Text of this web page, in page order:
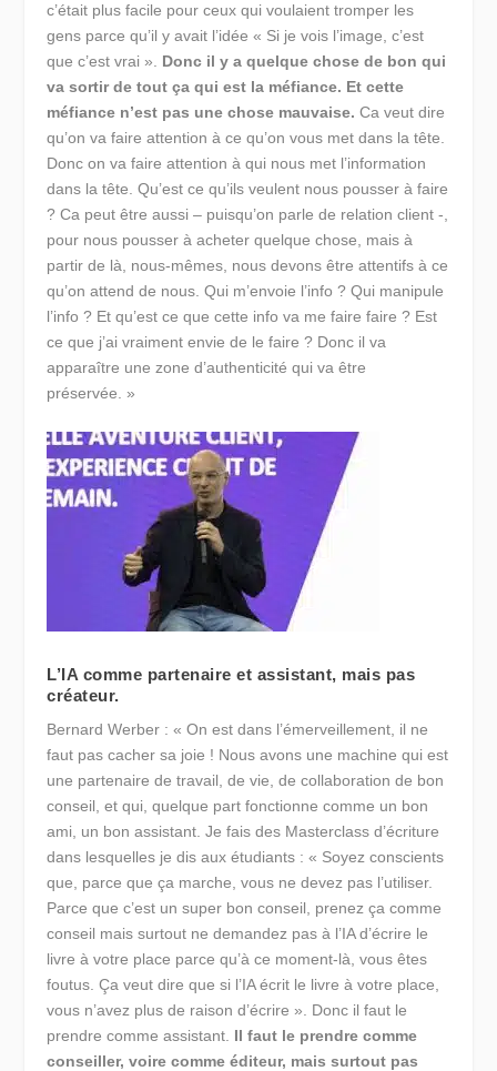
c’était plus facile pour ceux qui voulaient tromper les
gens parce qu’il y avait l’idée « Si je vois l’image, c’est
que c’est vrai ». Donc il y a quelque chose de bon qui
va sortir de tout ça qui est la méfiance. Et cette
méfiance n’est pas une chose mauvaise. Ca veut dire
qu’on va faire attention à ce qu’on vous met dans la tête.
Donc on va faire attention à qui nous met l’information
dans la tête. Qu’est ce qu’ils veulent nous pousser à faire
? Ca peut être aussi – puisqu’on parle de relation client -,
pour nous pousser à acheter quelque chose, mais à
partir de là, nous-mêmes, nous devons être attentifs à ce
qu’on attend de nous. Qui m’envoie l’info ? Qui manipule
l’info ? Et qu’est ce que cette info va me faire faire ? Est
ce que j’ai vraiment envie de le faire ? Donc il va
apparaître une zone d’authenticité qui va être
préservée. »
L’IA comme partenaire et assistant, mais pas
créateur.
Bernard Werber : « On est dans l’émerveillement, il ne
faut pas cacher sa joie ! Nous avons une machine qui est
une partenaire de travail, de vie, de collaboration de bon
conseil, et qui, quelque part fonctionne comme un bon
ami, un bon assistant. Je fais des Masterclass d’écriture
dans lesquelles je dis aux étudiants : « Soyez conscients
que, parce que ça marche, vous ne devez pas l’utiliser.
Parce que c’est un super bon conseil, prenez ça comme
conseil mais surtout ne demandez pas à l’IA d’écrire le
livre à votre place parce qu’à ce moment-là, vous êtes
foutus. Ça veut dire que si l’IA écrit le livre à votre place,
vous n’avez plus de raison d’écrire ». Donc il faut le
prendre comme assistant. Il faut le prendre comme
conseiller, voire comme éditeur, mais surtout pas